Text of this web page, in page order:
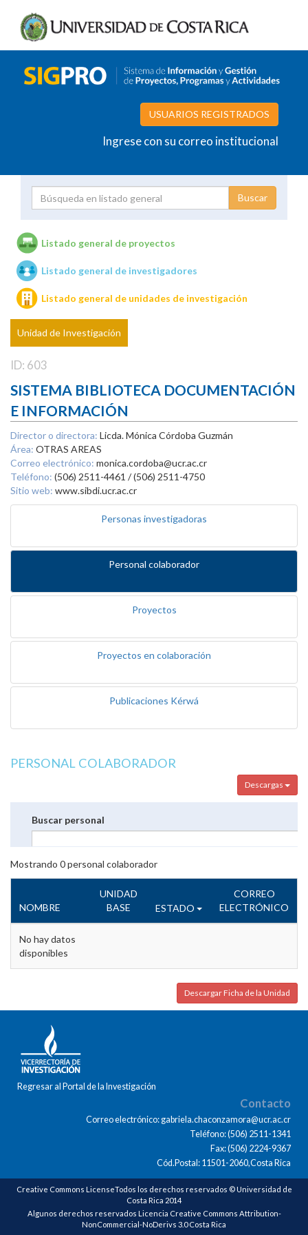
USUARIOS REGISTRADOS
Ingrese con su correo institucional
Unidades de investigación
Listado general de proyectos
Listado general de investigadores
Listado general de unidades de investigación
Unidad de Investigación
ID: 603
SISTEMA BIBLIOTECA DOCUMENTACIÓN
E INFORMACIÓN
Director o directora: Licda. Mónica Córdoba Guzmán
Área: OTRAS AREAS
Correo electrónico: monica.cordoba@ucr.ac.cr
Teléfono: (506) 2511-4461 / (506) 2511-4750
Sitio web: www.sibdi.ucr.ac.cr
Personas investigadoras
Personal colaborador
Proyectos
Proyectos en colaboración
Publicaciones Kérwá
PERSONAL COLABORADOR
Descargas
Buscar personal
Mostrando 0personal colaborador
NOMBRE
UNIDAD
BASE
ESTADO
CORREO
ELECTRÓNICO
No hay datos
disponibles
Descargar Ficha de la Unidad
Regresar al Portal de la Investigación
Contacto
Correo electrónico: gabriela.chaconzamora@ucr.ac.cr
Teléfono: (506) 2511-1341
Fax: (506) 2224-9367
Cód.Postal: 11501-2060,Costa Rica
Creative Commons LicenseTodos los derechos reservados © Universidad de
Costa Rica 2014
Algunos derechos reservados Licencia Creative Commons Attribution-
NonCommercial-NoDerivs 3.0 Costa Rica